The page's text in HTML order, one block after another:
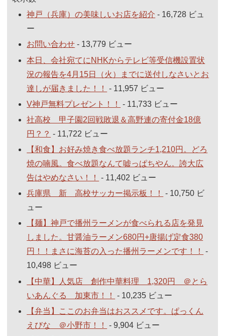
神戸（兵庫）の美味しいお店を紹介 - 16,728 ビュ
ー
お問い合わせ - 13,779 ビュー
本日、会社宛てにNHKからテレビ等受信機設置状
況の報告を4月15日（火）までに送付しなさいとお
達しが届きました！！
- 11,957 ビュー
V神戸無料プレゼント！！
- 11,733 ビュー
社高校 甲子園2回戦敗退＆高野連の寄付金18億
円？？ - 11,722 ビュー
【和食】お好み焼き食べ放題ランチ1,210円。どろ
焼の喃風。食べ放題なんて嘘っぱちやん。誇大広
告はやめなさい！！
- 11,402 ビュー
兵庫県 新 高校サッカー掲示板！！
- 10,750 ビ
ュー
【麺】神戸で播州ラーメンが食べられる店を発見
しました。甘醤油ラーメン680円+唐揚げ定食380
円！！まさに海苔の入った播州ラーメンです！！
-
10,498 ビュー
【中華】人気店 創作中華料理 1,320円 ＠とら
いあんぐる 加東市！！
- 10,235 ビュー
【弁当】ここのお弁当はおススメです。ぱっくん
えびな ＠小野市！！
- 9,904 ビュー